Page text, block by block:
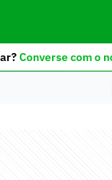
Converse com o